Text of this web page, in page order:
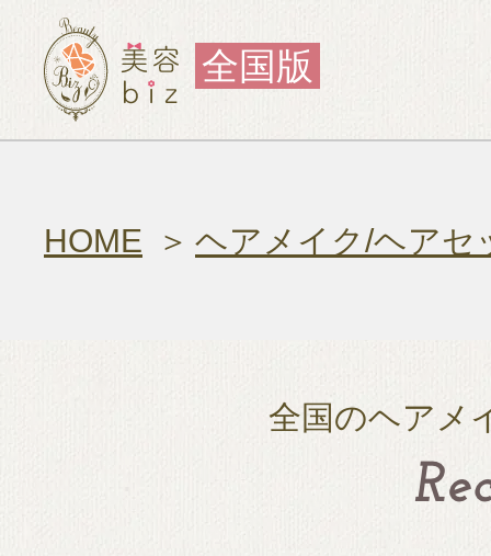
全国版
HOME ヘアメイク/ヘアセ
全国のヘアメ